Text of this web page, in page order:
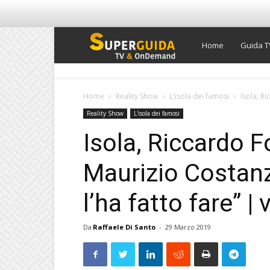
Super
Home Guida
Home Reality Show L'isola dei famosi Isola,
Reality Show L'isola dei famosi
Isola, Riccardo
Maurizio
l’ha fatto fare” |
Da Raffaele Di Santo - 29 Marzo 2019